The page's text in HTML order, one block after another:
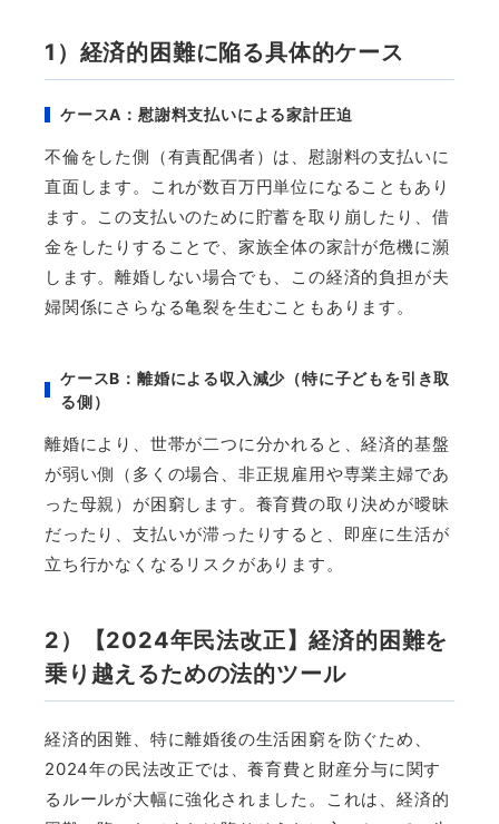
1 ）経済的困難に陥る具体的ケース
ケースA ：慰謝料支払いによる家計圧迫
不倫をした側（有責配偶者）は、慰謝料の支払いに
直面します。これが数百万円単位になることもあり
ます。この支払いのために貯蓄を取り崩したり、借
金をしたりすることで、家族全体の家計が危機に瀕
します。離婚しない場合でも、この経済的負担が夫
婦関係にさらなる亀裂を生むこともあります。
ケースB ：離婚による収入減少（特に子どもを引き取
る側）
離婚により、世帯が二つに分かれると、経済的基盤
が弱い側（多くの場合、非正規雇用や専業主婦であ
った母親）が困窮します。養育費の取り決めが曖昧
だったり、支払いが滞ったりすると、即座に生活が
立ち行かなくなるリスクがあります。
2 ）【2024年民法改正】経済的困難を
乗り越えるための法的ツール
経済的困難、特に離婚後の生活困窮を防ぐため、
2024年の民法改正では、養育費と財産分与に関す
るルールが大幅に強化されました。これは、経済的